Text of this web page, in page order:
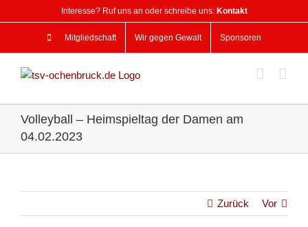
Inhalt
Interesse? Ruf uns an oder schreibe uns: Kontakt
Mitgliedschaft Wir gegen Gewalt Sponsoren
Volleyball – Heimspieltag der Damen am
04.02.2023
Zurück Vor